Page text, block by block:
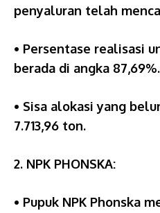
penyaluran telah
• Persentase realisasi
berada di angka 87,69%.
• Sisa alokasi yang
7.713,96 ton.
2. NPK PHONSKA:
• Pupuk NPK Phonska